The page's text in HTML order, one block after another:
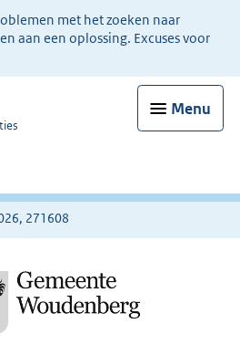
met het zoeken naar
aan een oplossing. Excuses voor
Menu
271608